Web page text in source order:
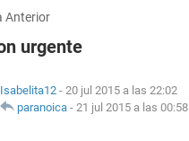
Anterior
urgente
Isabelita12 - 20 jul 2015 a las 22:02
paranoica - 21 jul 2015 a las 00:58